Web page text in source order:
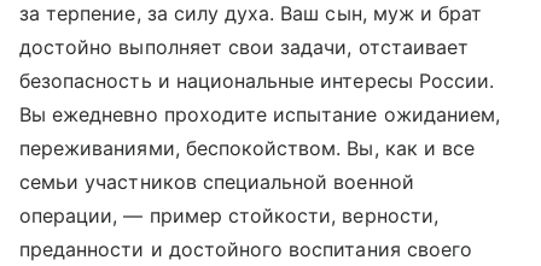
за терпение, за силу духа. Ваш сын, муж и брат
достойно выполняет свои задачи, отстаивает
безопасность и национальные интересы России.
Вы ежедневно проходите испытание ожиданием,
переживаниями, беспокойством. Вы, как и все
семьи участников специальной военной
операции, — пример стойкости, верности,
преданности и достойного воспитания своего